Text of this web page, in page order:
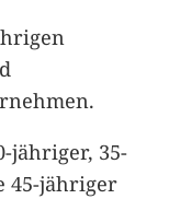
jähriger, 35-
45-jähriger